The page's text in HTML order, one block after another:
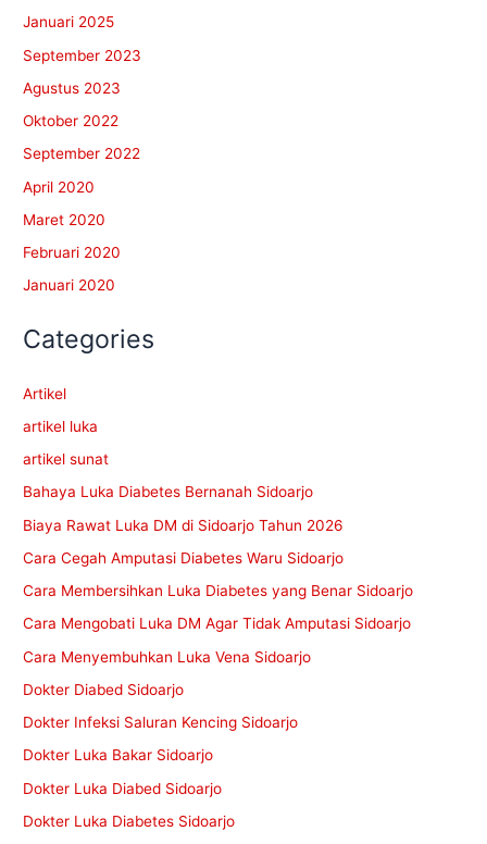
Januari 2025
September 2023
Agustus 2023
Oktober 2022
September 2022
April 2020
Maret 2020
Februari 2020
Januari 2020
Categories
Artikel
artikel luka
artikel sunat
Bahaya Luka Diabetes Bernanah Sidoarjo
Biaya Rawat Luka DM di Sidoarjo Tahun 2026
Cara Cegah Amputasi Diabetes Waru Sidoarjo
Cara Membersihkan Luka Diabetes yang Benar Sidoarjo
Cara Mengobati Luka DM Agar Tidak Amputasi Sidoarjo
Cara Menyembuhkan Luka Vena Sidoarjo
Dokter Diabed Sidoarjo
Dokter Infeksi Saluran Kencing Sidoarjo
Dokter Luka Bakar Sidoarjo
Dokter Luka Diabed Sidoarjo
Dokter Luka Diabetes Sidoarjo